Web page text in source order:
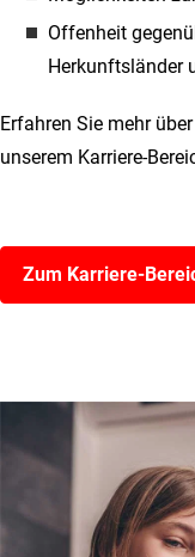
Offenheit
Herkunftsländer
Erfahren Sie mehr
unserem Karriere-
Zum Karriere-